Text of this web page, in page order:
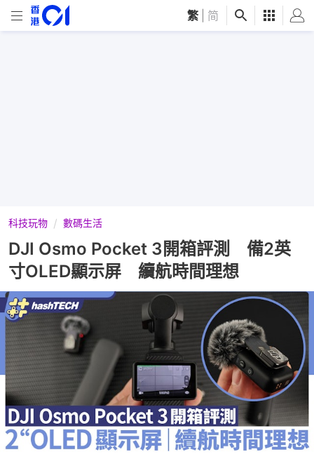
繁 简
科技玩物 數碼生活
DJI Osmo Pocket 3開箱評測 備2英
寸OLED顯示屏 續航時間理想